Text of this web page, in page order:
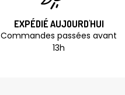
EXPÉDIÉ AUJOURD'HUI
Commandes passées avant
13h